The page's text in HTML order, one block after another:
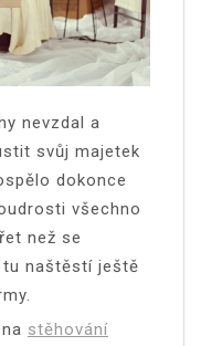
nevzdal a
svůj majetek
dokonce
všechno
než se
naštěstí ještě
stěhování